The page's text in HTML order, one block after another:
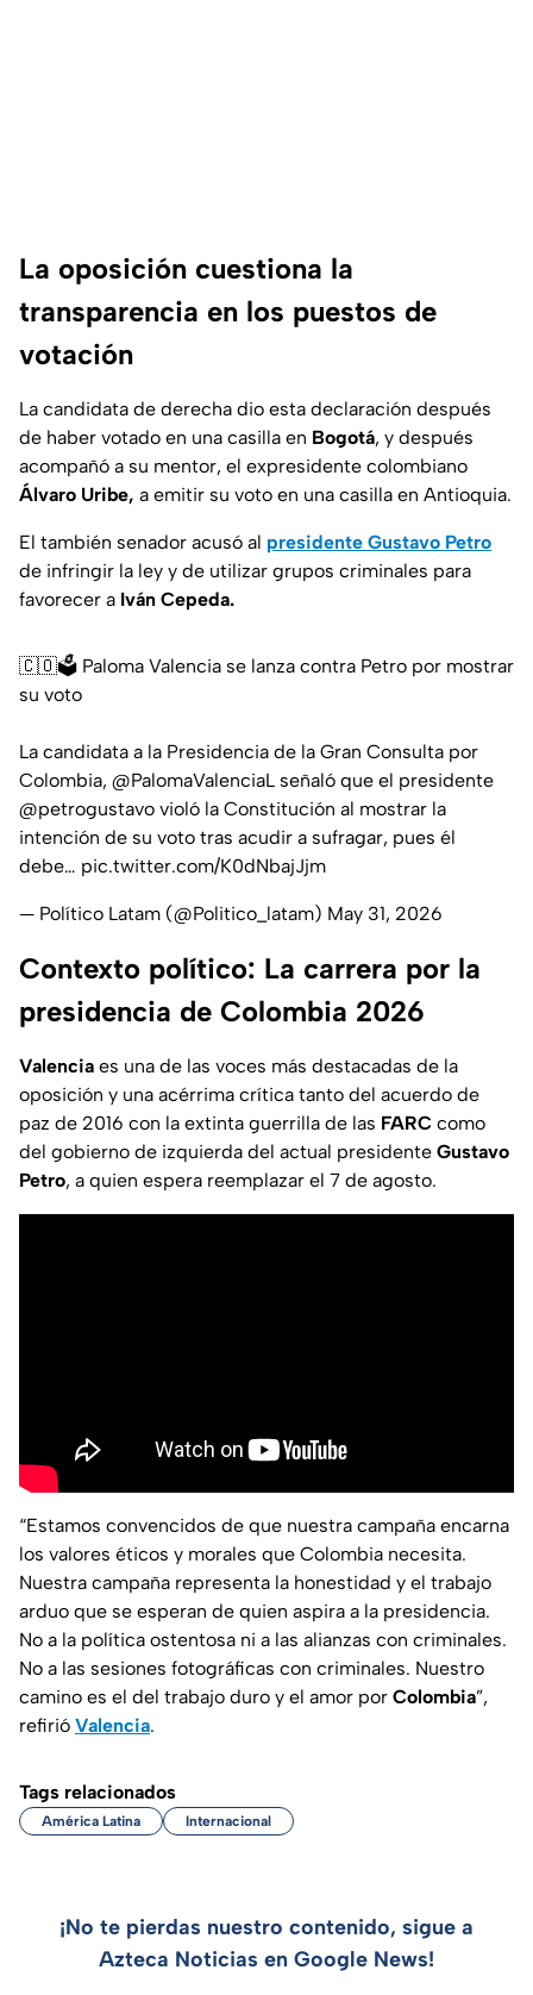
La oposición cuestiona la
transparencia en los puestos de
votación
La candidata de derecha dio esta declaración después
de haber votado en una casilla en Bogotá, y después
acompañó a su mentor, el expresidente colombiano
Álvaro Uribe, a emitir su voto en una casilla en Antioquia.
El también senador acusó al presidente Gustavo Petro
de infringir la ley y de utilizar grupos criminales para
favorecer a Iván Cepeda.
🇨🇴🗳️ Paloma Valencia se lanza contra Petro por mostrar
su voto
La candidata a la Presidencia de la Gran Consulta por
Colombia, @PalomaValenciaL señaló que el presidente
@petrogustavo violó la Constitución al mostrar la
intención de su voto tras acudir a sufragar, pues él
debe… pic.twitter.com/K0dNbajJjm
— Político Latam (@Politico_latam) May 31, 2026
Contexto político: La carrera por la
presidencia de Colombia 2026
Valencia es una de las voces más destacadas de la
oposición y una acérrima crítica tanto del acuerdo de
paz de 2016 con la extinta guerrilla de las FARC como
del gobierno de izquierda del actual presidente Gustavo
Petro, a quien espera reemplazar el 7 de agosto.
“Estamos convencidos de que nuestra campaña encarna
los valores éticos y morales que Colombia necesita.
Nuestra campaña representa la honestidad y el trabajo
arduo que se esperan de quien aspira a la presidencia.
No a la política ostentosa ni a las alianzas con criminales.
No a las sesiones fotográficas con criminales. Nuestro
camino es el del trabajo duro y el amor por Colombia”,
refirió Valencia.
Tags relacionados
América Latina Internacional
¡No te pierdas nuestro contenido, sigue a
Azteca Noticias en Google News!